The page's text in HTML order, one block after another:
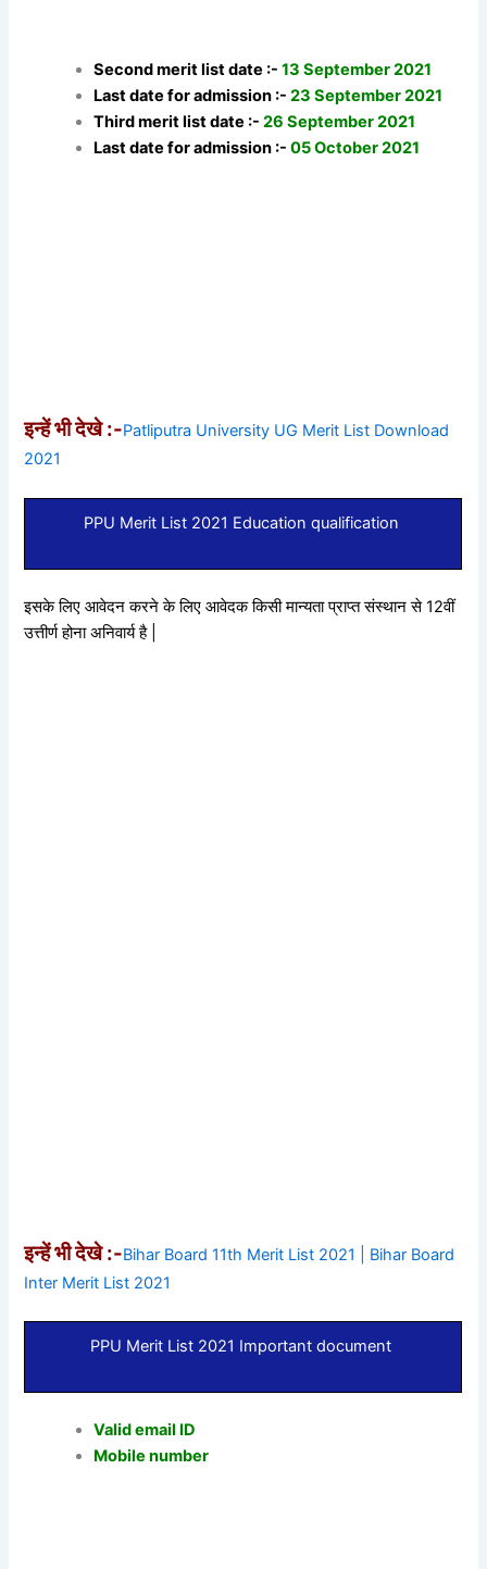
Second merit list date :-13 September 2021
Last date for admission :-23 September 2021
Third merit list date :-26 September 2021
Last date for admission :-05 October 2021
इन्हें भी देखे :-Patliputra University UG Merit List Download
2021
PPU Merit List 2021 Education qualification
इसके लिए आवेदन करने के लिए आवेदक किसी मान्यता प्राप्त संस्थान से 12वीं
उत्तीर्ण होना अनिवार्य है |
इन्हें भी देखे :-Bihar Board 11th Merit List 2021 | Bihar Board
Inter Merit List 2021
PPU Merit List 2021 Important document
Valid email ID
Mobile number